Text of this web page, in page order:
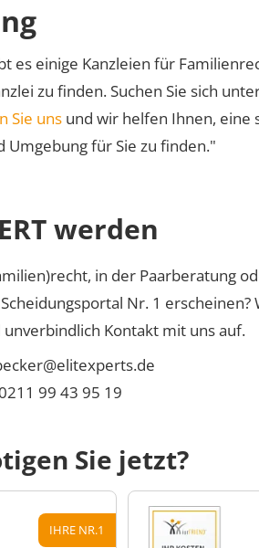
es einige Kanzleien für
zu finden. Suchen Sie sich
Sie uns und wir helfen Ihnen, eine
Umgebung für Sie zu finden."
werden
in der Paarberatung
Nr. 1 erscheinen?
Kontakt mit uns auf.
99 43 95 19
Sie jetzt?
IHRE NR.1